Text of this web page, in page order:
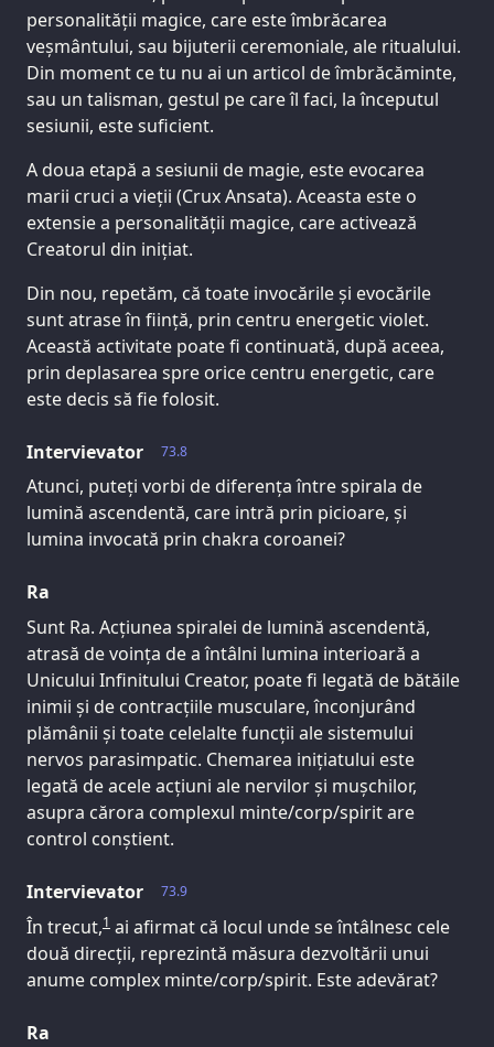
personalității magice, care este îmbrăcarea
veșmântului, sau bijuterii ceremoniale, ale ritualului.
Din moment ce tu nu ai un articol de îmbrăcăminte,
sau un talisman, gestul pe care îl faci, la începutul
sesiunii, este suficient.
A doua etapă a sesiunii de magie, este evocarea
marii cruci a vieții (Crux Ansata). Aceasta este o
extensie a personalității magice, care activează
Creatorul din inițiat.
Din nou, repetăm, că toate invocările și evocările
sunt atrase în ființă, prin centru energetic violet.
Această activitate poate fi continuată, după aceea,
prin deplasarea spre orice centru energetic, care
este decis să fie folosit.
73.8
Intervievator
Atunci, puteți vorbi de diferența între spirala de
lumină ascendentă, care intră prin picioare, și
lumina invocată prin chakra coroanei?
Ra
Sunt Ra. Acțiunea spiralei de lumină ascendentă,
atrasă de voința de a întâlni lumina interioară a
Unicului Infinitului Creator, poate fi legată de bătăile
inimii și de contracțiile musculare, înconjurând
plămânii și toate celelalte funcții ale sistemului
nervos parasimpatic. Chemarea inițiatului este
legată de acele acțiuni ale nervilor și mușchilor,
asupra cărora complexul minte/corp/spirit are
control conștient.
73.9
Intervievator
În trecut,1 ai afirmat că locul unde se întâlnesc cele
două direcții, reprezintă măsura dezvoltării unui
anume complex minte/corp/spirit. Este adevărat?
Ra